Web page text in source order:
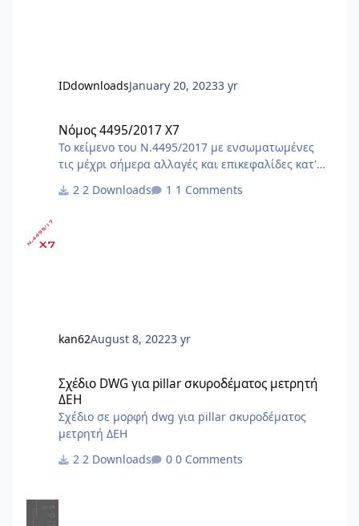
IDdownloadsJanuary 20, 20233 yr
Νόμος 4495/2017 X7
Το κείμενο του Ν.4495/2017 με ενσωματωμένες
τις μέχρι σήμερα αλλαγές και επικεφαλίδες κατ'
63Α/1.5.2024)[Α1] [Α1]Αλλαγές και προσθήκες με
2 Downloads 1 Comments
kan62August 8, 20223 yr
Σχέδιο DWG για pillar σκυροδέματος μετρητή
ΔΕΗ
Σχέδιο σε μορφή dwg για pillar σκυροδέματος
μετρητή ΔΕΗ
2 Downloads
0 Comments